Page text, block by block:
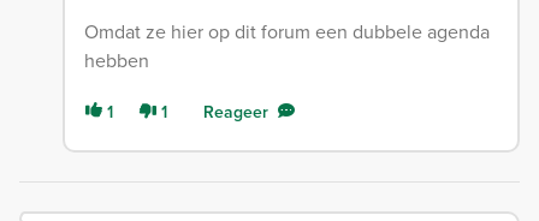
Omdat ze hier op dit forum een dubbele agenda
hebben
1 1 Reageer